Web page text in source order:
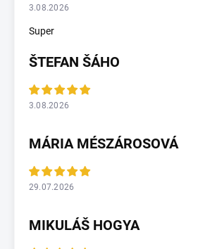
3.08.2026
Super
ŠTEFAN ŠÁHO
3.08.2026
MÁRIA MÉSZÁROSOVÁ
29.07.2026
MIKULÁŠ HOGYA